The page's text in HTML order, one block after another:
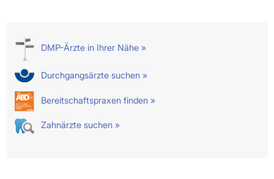
DMP-Ärzte in Ihrer Nähe »
Durchgangsärzte suchen »
Bereitschaftspraxen finden »
Zahnärzte suchen »